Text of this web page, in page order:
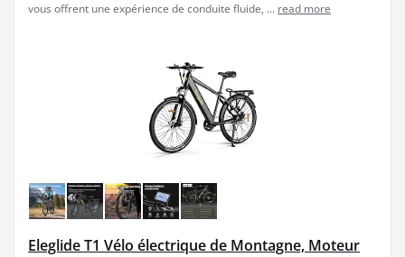
vous offrent une expérience de conduite fluide, ... read more
Eleglide T1 Vélo électrique de Montagne, Moteur